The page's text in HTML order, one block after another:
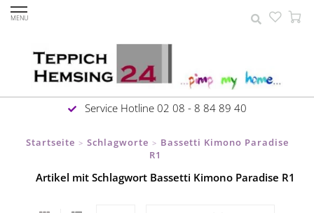
MENU
Service Hotline 02 08 - 8 84 89 40
Startseite > Schlagworte > Bassetti Kimono Paradise
R1
Artikel mit Schlagwort Bassetti Kimono Paradise R1